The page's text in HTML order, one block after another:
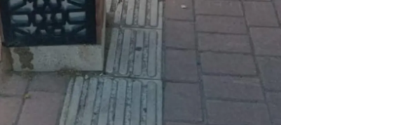
Rize
Sakarya
Samsun
Siirt